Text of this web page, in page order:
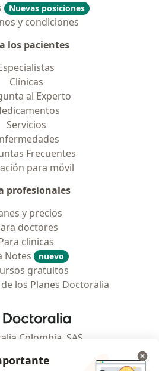
Nuevas posiciones
y condiciones
los pacientes
Clínicas
al Experto
Servicios
Frecuentes
para móvil
profesionales
y precios
doctores
clinicas
Notes
nuevo
gratuitos
los Planes Doctoralia
Doctoralia - Página de inicio
Colombia, SAS
D.C., Colombia